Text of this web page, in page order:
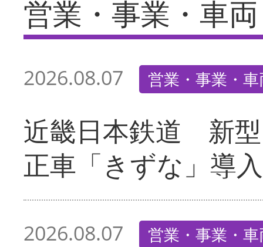
営業・事業・車両
2026.08.07 営業・事業・
近畿日本鉄道 新
正車「きずな」導入
2026.08.07 営業・事業・